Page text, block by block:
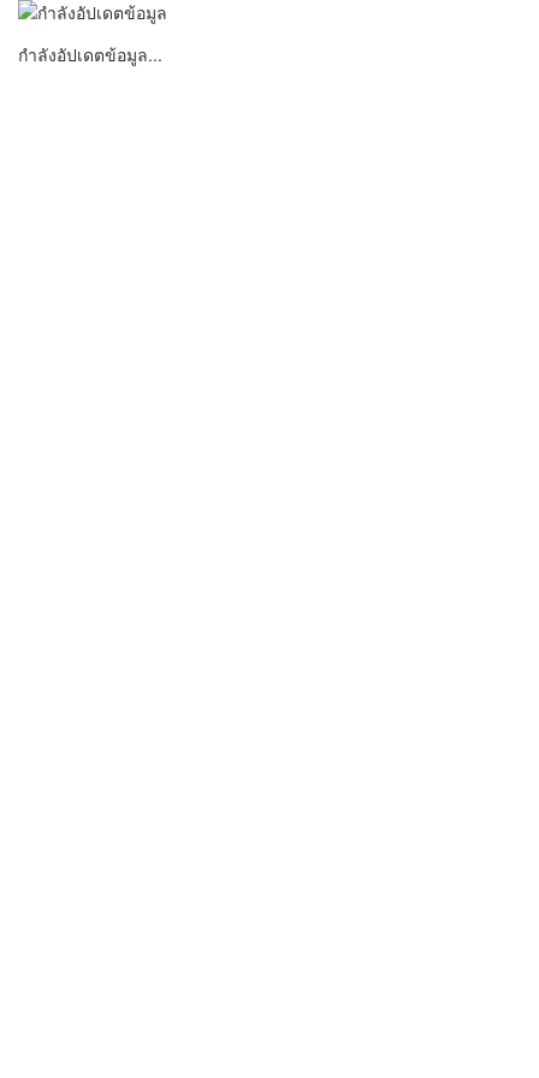
กำลังอัปเดตข้อมูล...